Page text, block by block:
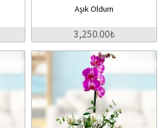
Aşık Oldum
3,250.00₺